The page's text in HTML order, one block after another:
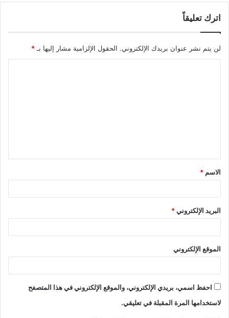
اترك تعليقاً
لن يتم نشر عنوان بريدك الإلكتروني. الحقول الإلزامية مشار إليها بـ *
الاسم *
البريد الإلكتروني*
الموقع الإلكتروني
احفظ اسمي، بريدي الإلكتروني، والموقع الإلكتروني في هذا المتصفح
لاستخدامها المرة المقبلة في تعليقي.